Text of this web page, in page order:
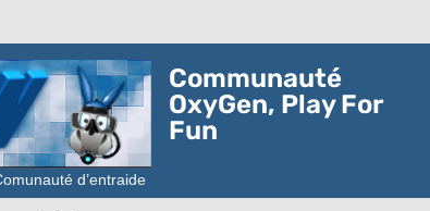
Communauté
OxyGen, Play For
Fun